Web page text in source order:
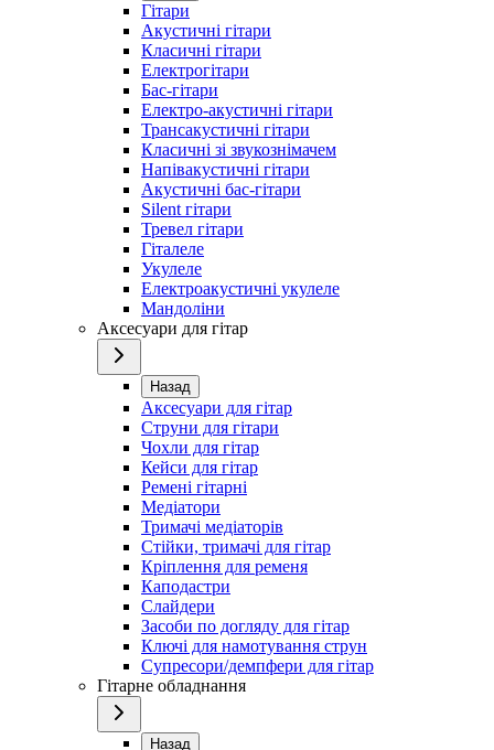
Гітари
Акустичні гітари
Класичні гітари
Електрогітари
Бас-гітари
Електро-акустичні гітари
Трансакустичні гітари
Класичні зі звукознімачем
Напівакустичні гітари
Акустичні бас-гітари
Silent гітари
Тревел гітари
Гіталеле
Укулеле
Електроакустичні укулеле
Мандоліни
Аксесуари для гітар
Назад
Аксесуари для гітар
Струни для гітари
Чохли для гітар
Кейси для гітар
Ремені гітарні
Медіатори
Тримачі медіаторів
Стійки, тримачі для гітар
Кріплення для ременя
Каподастри
Слайдери
Засоби по догляду для гітар
Ключі для намотування струн
Супресори/демпфери для гітар
Гітарне обладнання
Назад